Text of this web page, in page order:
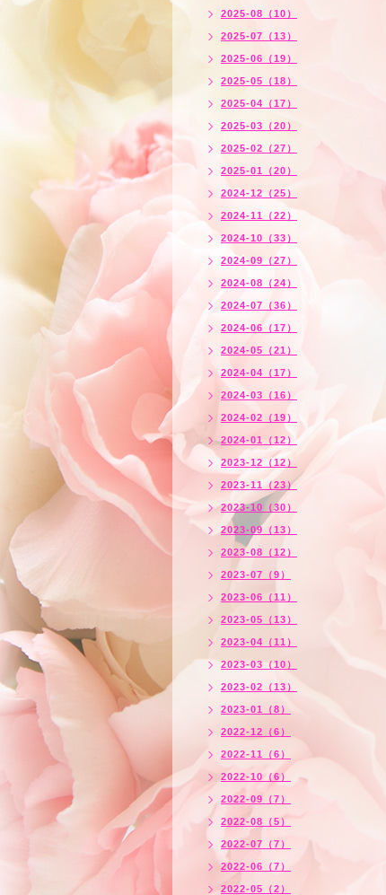
2025-08（10）
2025-07（13）
2025-06（19）
2025-05（18）
2025-04（17）
2025-03（20）
2025-02（27）
2025-01（20）
2024-12（25）
2024-11（22）
2024-10（33）
2024-09（27）
2024-08（24）
2024-07（36）
2024-06（17）
2024-05（21）
2024-04（17）
2024-03（16）
2024-02（19）
2024-01（12）
2023-12（12）
2023-11（23）
2023-10（30）
2023-09（13）
2023-08（12）
2023-07（9）
2023-06（11）
2023-05（13）
2023-04（11）
2023-03（10）
2023-02（13）
2023-01（8）
2022-12（6）
2022-11（6）
2022-10（6）
2022-09（7）
2022-08（5）
2022-07（7）
2022-06（7）
2022-05（2）